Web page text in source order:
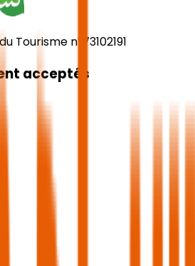
Tourisme n°73102191
acceptés